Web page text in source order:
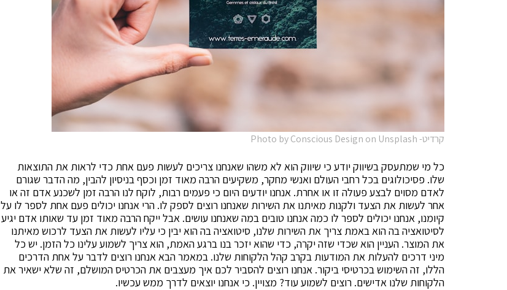
קרדיט- Photo by Conscious Design on Unsplash
כל מי שמתעסק בשיווק יודע כי שיווק הוא לא משהו שאנחנו צריכים לעשות פעם אחת כדי לראות את התוצאות
שלו. פסיכולוגים בכל רחבי העולם ואנשי מחקר, משקיעים הרבה מאוד זמן וכסף בניסיון להבין, מה הדבר שגורם
לאדם מסוים לבצע פעולה זו או אחרת. אנחנו יודעים היום כי פעמים רבות, לוקח לנו הרבה זמן לשכנע אדם זה או
אחר לעשות את הצעד ולקנות מאיתנו את השירות שאנחנו רוצים לספק לו. הרי אנחנו יכולים פעם אחת לספר לו על
קיומנו, אנחנו יכולים לספר לו כמה אנחנו טובים במה שאנחנו עושים. אבל ייקח הרבה מאוד זמן עד שאותו אדם יגיע
לסיטואציה בה הוא באמת צריך את השירות שלנו, סיטואציה בה הוא יבין כי עליו לעשות את הצעד לרכוש מאיתנו
את המוצר. העניין הוא שכדי שזה יקרה, כדי שהוא יזכר בנו ברגע האמת, הוא צריך לשמוע עלינו כל הזמן. יש כל
מיני דרכים להעלות את המודעות בקרב קהל הלקוחות שלנו. במאמר הבא אנחנו רוצים לדבר על אחת הדרכים
הללו, זה השימוש בכרטיסי ביקור. אנחנו רוצים להסביר לכם איך מעצבים את הכרטיס המושלם, זה שלא ישאיר את
הלקוחות שלנו אדישים. רוצים לשמוע עוד? מצויין. כי אנחנו יוצאים לדרך ממש עכשיו.